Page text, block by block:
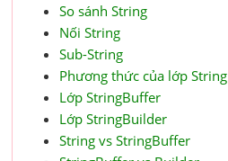
So sánh String
Nối String
Sub-String
Phương thức của lớp String
Lớp StringBuffer
Lớp StringBuilder
String vs StringBuffer